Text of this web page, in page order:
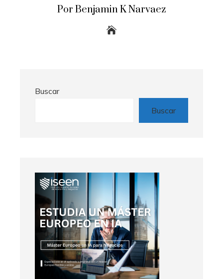
Por Benjamin K Narvaez
Buscar
Buscar